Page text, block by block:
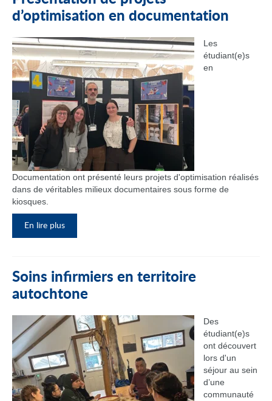
d’optimisation en documentation
Les
étudiant(e)s
en
Documentation ont présenté leurs projets d'optimisation réalisés
dans de véritables milieux documentaires sous forme de
kiosques.
En lire plus
Soins infirmiers en territoire
autochtone
Des
étudiant(e)s
ont découvert
lors d'un
séjour au sein
d’une
communauté